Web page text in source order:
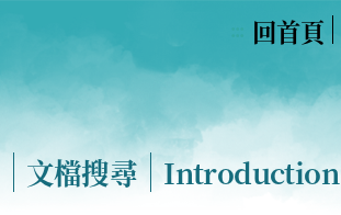
回首頁
文檔搜尋 Introduction